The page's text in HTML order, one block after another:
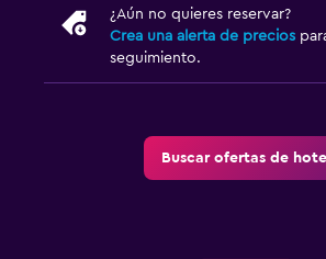
¿Aún no quieres reservar?
Crea una alerta de precios
seguimiento.
Buscar ofertas de hotel